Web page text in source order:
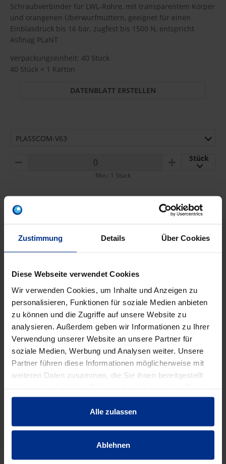
Zustimmung Details Über Cookies
Diese Webseite verwendet Cookies
Wir verwenden Cookies, um Inhalte und Anzeigen zu
personalisieren, Funktionen für soziale Medien anbieten
zu können und die Zugriffe auf unsere Website zu
analysieren. Außerdem geben wir Informationen zu Ihrer
Verwendung unserer Website an unsere Partner für
soziale Medien, Werbung und Analysen weiter. Unsere
Partner führen diese Informationen möglicherweise mit
weiteren Daten zusammen, die Sie ihnen bereitgestellt
gesammelt haben.
Alle zulassen
Ablehnen
Schraubverbinder für LWL-Rohre, mit transparentem Körper
und orangenen Überwurfmuttern, geeignet für einen
Einblasdruck bis 16 bar, zugfest bis 1500 N, entspricht
Asfinag PLaNT
Verpackungseinheit: 40 Stück
40 Stück = 1 Karton
DATENBLATT ERSTELLEN
PLASSCOM-V63
MINUS PLUS
Stück
Min.: 1 Stück
60,50 € AAI
ZUBEHÖR/WERKZEUG/S
ONSTIGES
Endfitting 16 bar,
transp. LWL32
Endfitting 16 bar,
transp. LWL40